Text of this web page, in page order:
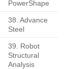
PowerShape
38. Advance
Steel
39. Robot
Structural
Analysis